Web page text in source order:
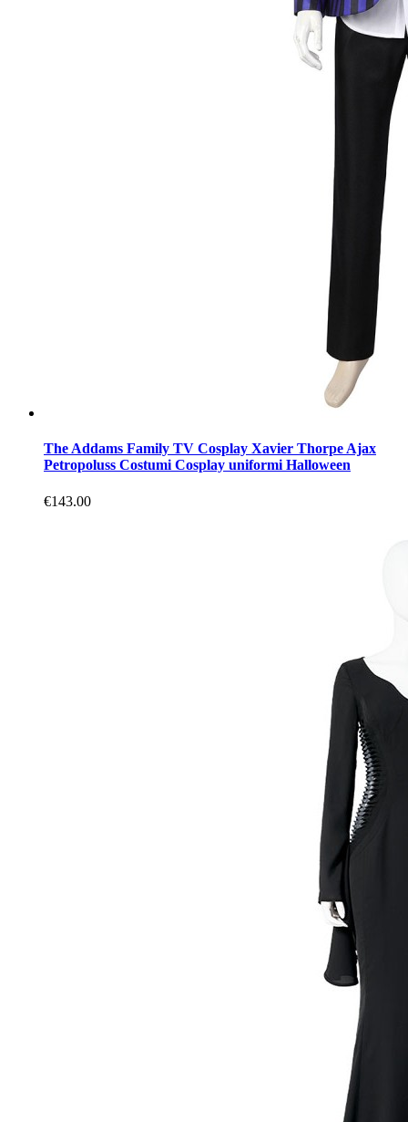
The Addams Family TV Cosplay Xavier Thorpe Ajax
Petropoluss Costumi Cosplay uniformi Halloween
€143.00